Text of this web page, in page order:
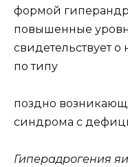
формой
повышенные
свидетельствует
по типу
поздно
синдрома с
Гиперадрогения